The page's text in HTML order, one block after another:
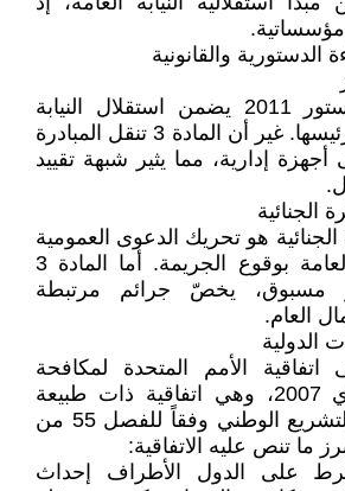
مؤسساتية.
الدستورية والقانونية
الفصل 110 من دستور 2011 يضمن استقلال النيابة
العامة تحت سلطة رئيسها. غير أن المادة 3 تنقل المبادرة
أجهزة إدارية، مما يثير شبهة تقييد
هو تحريك الدعوى العمومية
بمجرد علم النيابة العامة بوقوع الجريمة. أما المادة 3
مسبوق، يخصّ جرائم مرتبطة
العام.
الأمم المتحدة لمكافحة
الفساد بتاريخ 9 ماي 2007، وهي اتفاقية ذات طبيعة
إلزامية وتعلو على التشريع الوطني وفقاً للفصل 55 من
36: تشترط على الدول الأطراف إحداث